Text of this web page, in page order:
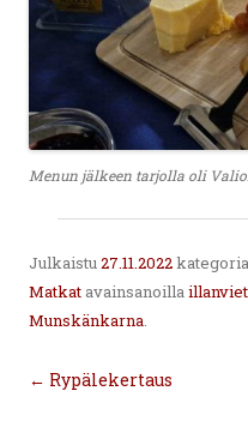
Menun jälkeen tarjolla oli
Julkaistu27.11.2022
Matkat avainsanoilla
Munskänkarna.
Artikkelien
← Rypälekertaus